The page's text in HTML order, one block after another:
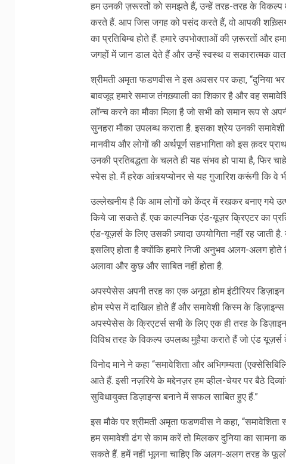
हम उनकी ज़रूरतों को समझते हैं, उन्हें तरह-तरह के विकल्प
करते हैं. आप जिस जगह को पसंद करते हैं, वो आपकी
का प्रतिबिम्ब होते हैं. हमारे उपभोक्ताओं की ज़रूरतों और
जगहों में जान डाल देते हैं और उन्हें स्वस्थ व सकारात्मक
श्रीमती अमृता फडणवीस ने इस अवसर पर कहा, “दुनिया
बावजूद हमारे समाज तंगख़्याली का शिकार है और वह
लॉन्च करने का मौका मिला है जो सभी को समान रूप से
सुनहरा मौका उपलब्ध कराता है. इसका श्रेय उनकी समावेशी
मानवीय और लोगों की अर्थपूर्ण सहभागिता को इस क़दर‌
उनकी प्रतिबद्धता के चलते ही यह संभव हो पाया है, फिर
स्पेस हो. मैं हरेक आंत्र्यप्योनर से यह गु़जारिश करूंगी कि वे
उल्लेखनीय है कि आम लोगों को केंद्र में रखकर बनाए गये
किये जा सकते हैं. एक काल्पनिक एंड-यूज़र क्रिएटर का
एंड-यूज़र्स के लिए उसकी ज़्यादा उपयोगिता नहीं रह जाती
इसलिए होता है क्योंकि हमारे निजी अनुभव अलग-अलग
अलावा और कुछ और साबित नहीं होता है.
अपस्पेसेस अपनी तरह का एक अनूठा होम इंटीरियर
होम स्पेस में दाखिल होते हैं और समावेशी किस्म के
अपस्पेसेस के‌ क्रिएटर्स सभी के लिए एक‌ ही तरह के
विविध तरह के विकल्प उपलब्ध मुहैया कराते हैं जो एंड
विनोद माने ने कहा “समावेशिता और अभिगम्यता
आते हैं. इसी नज़रिये के मद्देनज़र हम व्हील-चेयर पर बैठे
सुविधायुक्त डिज़ाइन्स बनाने में सफल साबित हुए हैं.”
इस मौके पर श्रीमती अमृता फडणवीस ने कहा,
हम समावेशी ढंग से काम करें तो मिलकर दुनिया का
सकते हैं. हमें नहीं भूलना चाहिए कि अलग-अलग तरह के फूलों